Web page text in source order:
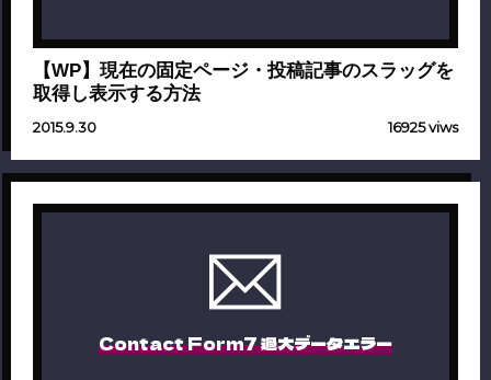
【WP】現在の固定ページ・投稿記事のスラッグを
取得し表示する方法
2015.9.30 16925 viws
Contact Form7 過大データエラー